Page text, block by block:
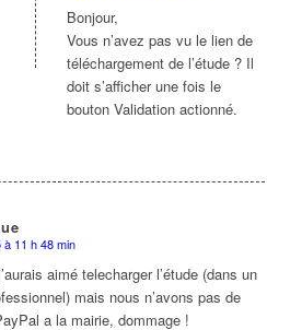
Bonjour,
Vous n’avez pas vu le lien de
téléchargement de l’étude ? Il
doit s’afficher une fois le
bouton Validation actionné.
à 11 h 48 min
aimé telecharger l’étude (dans un
mais nous n’avons pas de
a la mairie, dommage !